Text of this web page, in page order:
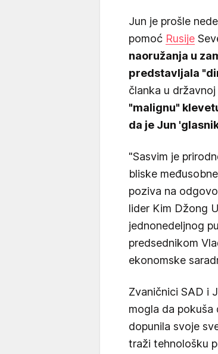
Jun je prošle
pomoć Rusije
naoružanja u
predstavljala
članka u
"malignu"
da je Jun
"Sasvim je
bliske
poziva na
lider Kim Džong
jednonedeljnog
predsednikom
ekonomske
Zvaničnici SAD i
mogla da pokuša
dopunila svoje
traži tehnološku